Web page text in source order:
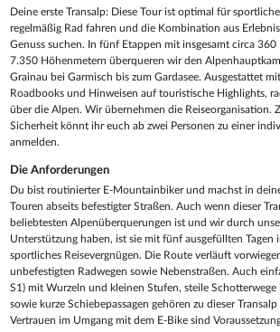
Deine erste Transalp: Diese Tour ist optimal für
regelmäßig Rad fahren und die Kombination aus
Genuss suchen. In fünf Etappen mit insgesamt circa
7.350 Höhenmetern überqueren wir den
Grainau bei Garmisch bis zum Gardasee. Ausgestattet
Roadbooks und Hinweisen auf touristische Highlights,
über die Alpen. Wir übernehmen die Reiseorganisation.
Sicherheit könnt ihr euch ab zwei Personen zu einer
anmelden.
Die Anforderungen
Du bist routinierter E-Mountainbiker und machst in
Touren abseits befestigter Straßen. Auch wenn dieser
beliebtesten Alpenüberquerungen ist und wir durch
Unterstützung haben, ist sie mit fünf ausgefüllten Tagen
sportliches Reisevergnügen. Die Route verläuft
unbefestigten Radwegen sowie Nebenstraßen. Auch
S1) mit Wurzeln und kleinen Stufen, steile
sowie kurze Schiebepassagen gehören zu dieser
Vertrauen im Umgang mit dem E-Bike sind